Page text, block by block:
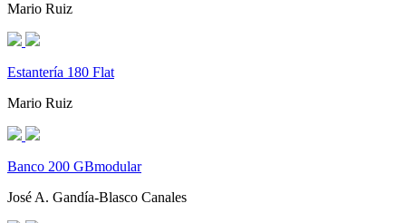
Mario Ruiz
Estantería 180 Flat
Mario Ruiz
Banco 200 GBmodular
José A. Gandía-Blasco Canales